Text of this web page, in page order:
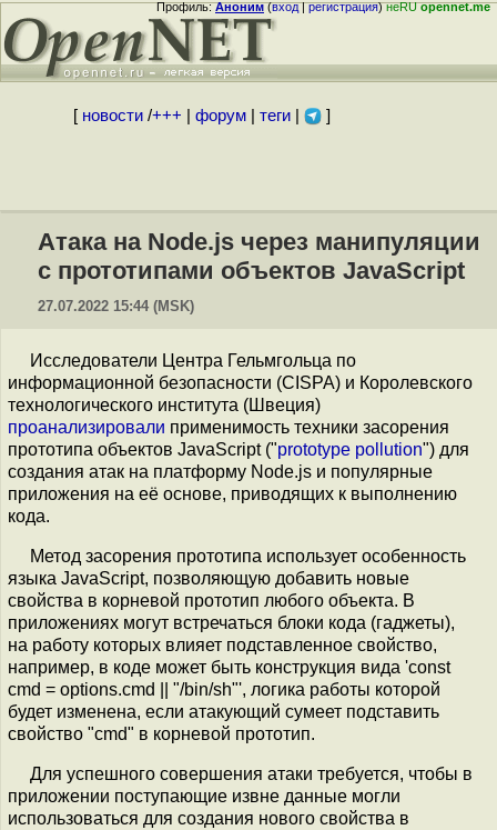
Профиль:Аноним(вход|регистрация)неRUopennet.me
[ новости/+++ форум| теги| ]
Атака на Node.js через манипуляции
с прототипами объектов JavaScript
27.07.2022 15:44 (MSK)
Исследователи Центра Гельмгольца по
информационной безопасности (CISPA) и Королевского
технологического института (Швеция)
проанализировали применимость техники засорения
прототипа объектов JavaScript ("prototype pollution") для
создания атак на платформу Node.js и популярные
приложения на её основе, приводящих к выполнению
кода.
Метод засорения прототипа использует особенность
языка JavaScript, позволяющую добавить новые
свойства в корневой прототип любого объекта. В
приложениях могут встречаться блоки кода (гаджеты),
на работу которых влияет подставленное свойство,
например, в коде может быть конструкция вида 'const
cmd = options.cmd || "/bin/sh"', логика работы которой
будет изменена, если атакующий сумеет подставить
свойство "cmd" в корневой прототип.
Для успешного совершения атаки требуется, чтобы в
приложении поступающие извне данные могли
использоваться для создания нового свойства в